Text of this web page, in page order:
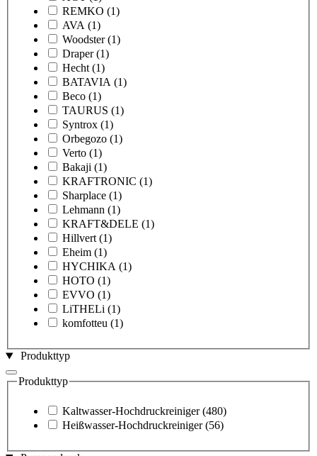
REMKO (1)
AVA (1)
Woodster (1)
Draper (1)
Hecht (1)
BATAVIA (1)
Beco (1)
TAURUS (1)
Syntrox (1)
Orbegozo (1)
Verto (1)
Bakaji (1)
KRAFTRONIC (1)
Sharplace (1)
Lehmann (1)
KRAFT&DELE (1)
Hillvert (1)
Eheim (1)
HYCHIKA (1)
HOTO (1)
EVVO (1)
LiTHELi (1)
komfotteu (1)
Produkttyp
Produkttyp
Kaltwasser-Hochdruckreiniger (480)
Heißwasser-Hochdruckreiniger (56)